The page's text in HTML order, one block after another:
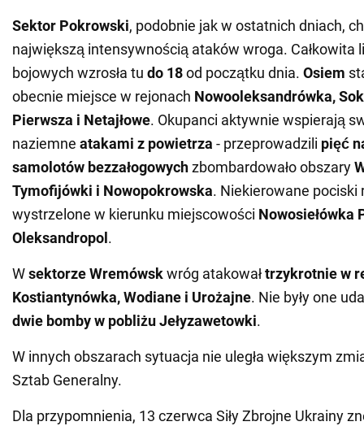
Sektor Pokrowski, podobnie jak w ostatnich dniach,
największą intensywnością ataków wroga. Całkowita
bojowych wzrosła tu do 18od początku dnia. Osiem
obecnie miejsce w rejonach Nowooleksandrówka,
Pierwsza i Netajłowe. Okupanci aktywnie wspierają
naziemne atakami z powietrza - przeprowadzili pięć
samolotów bezzałogowychzbombardowało obszary
Tymofijówki i Nowopokrowska. Niekierowane pociski
wystrzelone w kierunku miejscowości Nowosiełówka
Oleksandropol .
Wsektorze Wremówskwróg atakowałtrzykrotnie w
Kostiantynówka, Wodiane i Urożajne. Nie były one
dwie bomby w pobliżu Jełyzawetowki.
W innych obszarach sytuacja nie uległa większym
Sztab Generalny.
Dla przypomnienia, 13 czerwca Siły Zbrojne Ukrainy